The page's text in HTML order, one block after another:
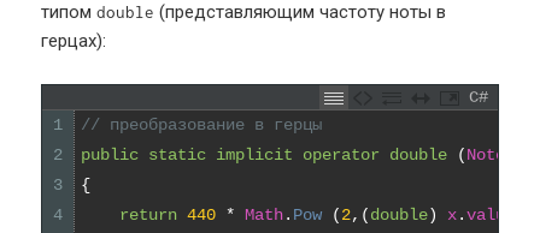
типомdouble (представляющим частоту ноты в
герцах):
C#
1
2
3
4
// преобразование в герцы
public static implicit operator double (Note
{
return 440 * Math. Pow (2, (double) x.value